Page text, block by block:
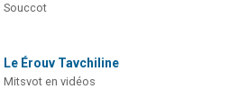
Souccot
Le Érouv Tavchiline
Mitsvot en vidéos